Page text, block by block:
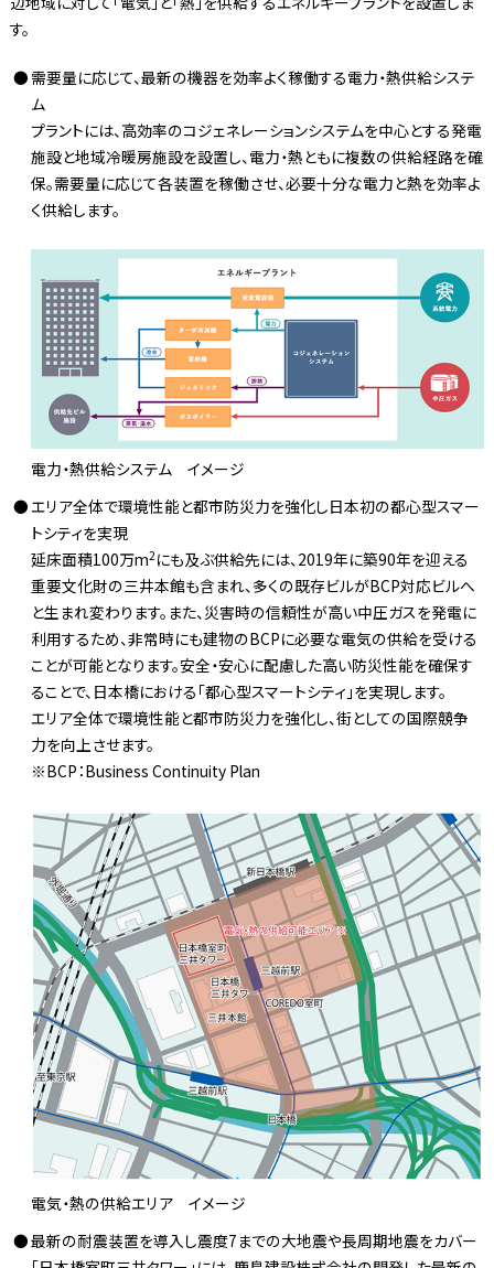
す。
需要量に応じて、最新の機器を効率よく稼働する電力・熱供給システ
ム
プラントには、高効率のコジェネレーションシステムを中心とする発電
施設と地域冷暖房施設を設置し、電力・熱ともに複数の供給経路を確
保。需要量に応じて各装置を稼働させ、必要十分な電力と熱を効率よ
く供給します。
電力・熱供給システム イメージ
エリア全体で環境性能と都市防災力を強化し日本初の都心型スマー
トシティを実現
延床面積100万m2 にも及ぶ供給先には、2019年に築90年を迎える
重要文化財の三井本館も含まれ、多くの既存ビルがBCP対応ビルへ
と生まれ変わります。また、災害時の信頼性が高い中圧ガスを発電に
利用するため、非常時にも建物のBCPに必要な電気の供給を受ける
ことが可能となります。安全・安心に配慮した高い防災性能を確保す
ることで、日本橋における「都心型スマートシティ」を実現します。
エリア全体で環境性能と都市防災力を強化し、街としての国際競争
力を向上させます。
※BCP：Business Continuity Plan
電気・熱の供給エリア イメージ
最新の耐震装置を導入し震度7までの大地震や長周期地震をカバー